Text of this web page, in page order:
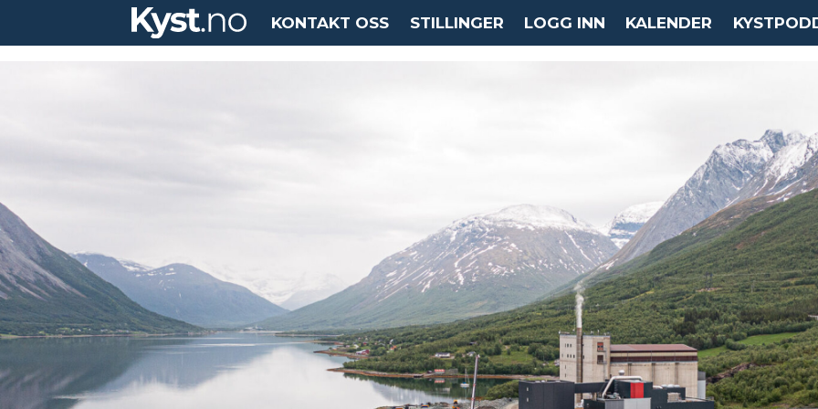
KONTAKT OSS STILLINGER LOGG INN KALENDER